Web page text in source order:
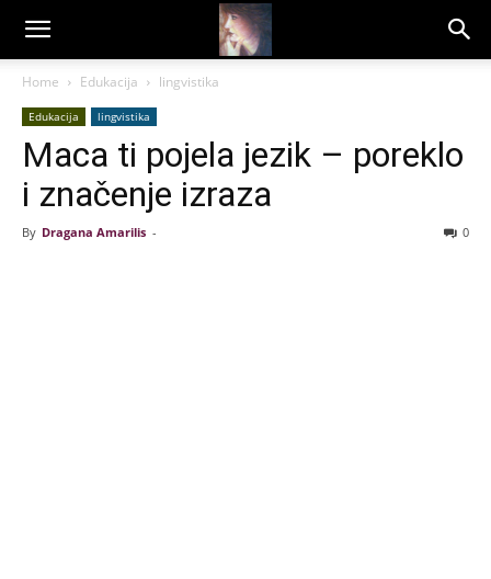
Dragana
Amarilis
Home Edukacija lingvistika
Edukacija lingvistika
Maca ti pojela jezik – poreklo
i značenje izraza
By Dragana Amarilis - 0